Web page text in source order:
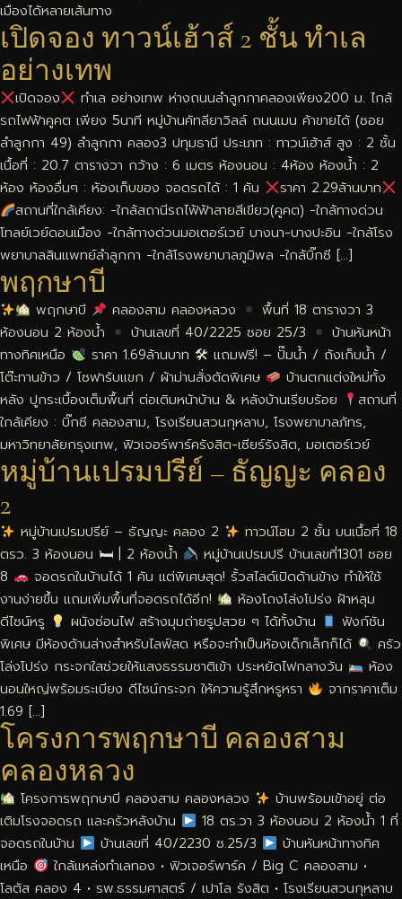
เมืองได้หลายเส้นทาง
เปิดจอง ทาวน์เฮ้าส์ 2 ชั้น ทำเล
อย่างเทพ
เปิดจอง
ทำเล อย่างเทพ ห่างถนนลำลูกกาคลองเพียง200 ม. ไกล้
รถไฟฟ้าคูคต เพียง 5นาที หมู่บ้านคัทลียาวิลล์ ถนนเมน ค้าขายได้ (ซอย
ลำลูกกา 49) ลำลูกกา คลอง3 ปทุมธานี ประเภท : ทาวน์เฮ้าส์ สูง : 2 ชั้น
เนื้อที่ : 20.7 ตารางวา กว้าง : 6 เมตร ห้องนอน : 4ห้อง ห้องน้ำ : 2
ห้อง ห้องอื่นๆ : ห้องเก็บของ จอดรถได้ : 1 คัน
ราคา 2.29ล้านบาท
สถานที่ใกล้เคียง: -ใกล้สถานีรถไฟ้ฟ้าสายสีเขียว(คูคต) -ใกล้ทางด่วน
โทลย์เวย์ดอนเมือง -ใกล้ทางด่วนมอเตอร์เวย์ บางนา-บางปะอิน -ใกล้โรง
พยาบาลสินแพทย์ลำลูกกา -ใกล้โรงพยาบาลภูมิพล -ใกล้บิ๊กซี […]
พฤกษาบี
พฤกษาบี คลองสาม คลองหลวง
พื้นที่ 18 ตารางวา 3
ห้องนอน 2 ห้องน้ำ
บ้านเลขที่ 40/2225 ซอย 25/3
บ้านหันหน้า
ทางทิศเหนือ
ราคา 1.69ล้านบาท 🛠 แถมฟรี! – ปั๊มน้ำ / ถังเก็บน้ำ /
โต๊ะทานข้าว / โซฟารับแขก / ผ้าม่านสั่งตัดพิเศษ
บ้านตกแต่งใหม่ทั้ง
หลัง ปูกระเบื้องเต็มพื้นที่ ต่อเติมหน้าบ้าน & หลังบ้านเรียบร้อย
สถานที่
ใกล้เคียง : บิ๊กซี คลองสาม, โรงเรียนสวนกุหลาบ, โรงพยาบาลภัทร,
มหาวิทยาลัยกรุงเทพ, ฟิวเจอร์พาร์ครังสิต-เซียร์รังสิต, มอเตอร์เวย์
หมู่บ้านเปรมปรีย์ – ธัญญะ คลอง
2
หมู่บ้านเปรมปรีย์ – ธัญญะ คลอง 2
ทาวน์โฮม 2 ชั้น บนเนื้อที่ 18
ตรว. 3 ห้องนอน 🛏 | 2 ห้องน้ำ
หมู่บ้านเปรมปรี บ้านเลขที่1301 ซอย
8
จอดรถในบ้านได้ 1 คัน แต่พิเศษสุด! รั้วสไลด์เปิดด้านข้าง ทำให้ใช้
งานง่ายขึ้น แถมเพิ่มพื้นที่จอดรถได้อีก!
ห้องโถงโล่งโปร่ง ฝ้าหลุม
ดีไซน์หรู
ผนังซ่อนไฟ สร้างมุมถ่ายรูปสวย ๆ ได้ทั้งบ้าน
ฟังก์ชัน
พิเศษ มีห้องด้านล่างสำหรับไลฟ์สด หรือจะทำเป็นห้องเด็กเล็กก็ได้
ครัว
โล่งโปร่ง กระจกใสช่วยให้แสงธรรมชาติเข้า ประหยัดไฟกลางวัน
ห้อง
นอนใหญ่พร้อมระเบียง ดีไซน์กระจก ให้ความรู้สึกหรูหรา
จากราคาเต็ม
1.69 […]
โครงการพฤกษาบี คลองสาม
คลองหลวง
โครงการพฤกษาบี คลองสาม คลองหลวง
บ้านพร้อมเข้าอยู่ ต่อ
เติมโรงจอดรถ และครัวหลังบ้าน
18 ตร.วา 3 ห้องนอน 2 ห้องน้ำ 1 ที่
จอดรถในบ้าน
บ้านเลขที่ 40/2230 ซ.25/3
บ้านหันหน้าทางทิศ
เหนือ
ใกล้แหล่งทำเลทอง • ฟิวเจอร์พาร์ค / Big C คลองสาม •
โลตัส คลอง 4 • รพ.ธรรมศาสตร์ / เปาโล รังสิต • โรงเรียนสวนกุหลาบ